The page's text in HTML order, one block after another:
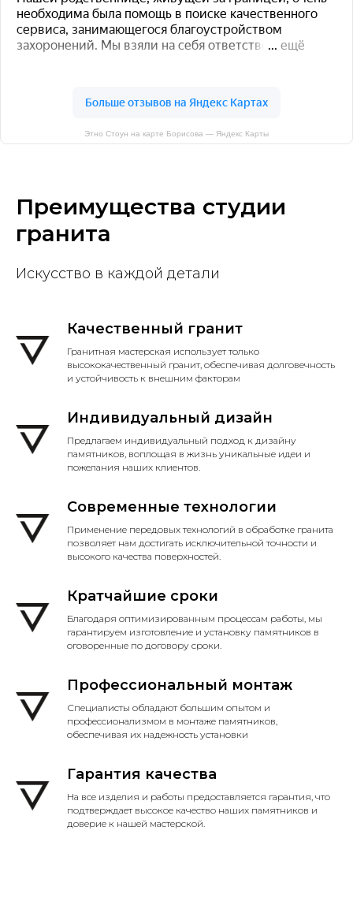
Этно Стоун на карте Борисова — Яндекс Карты
Преимущества студии
гранита
Искусство в каждой детали
Качественный гранит
Гранитная мастерская использует только
высококачественный гранит, обеспечивая долговечность
и устойчивость к внешним факторам
Индивидуальный дизайн
Предлагаем индивидуальный подход к дизайну
памятников, воплощая в жизнь уникальные идеи и
пожелания наших клиентов.
Современные технологии
Применение передовых технологий в обработке гранита
позволяет нам достигать исключительной точности и
высокого качества поверхностей.
Кратчайшие сроки
Благодаря оптимизированным процессам работы, мы
гарантируем изготовление и установку памятников в
оговоренные по договору сроки.
Профессиональный монтаж
Специалисты обладают большим опытом и
профессионализмом в монтаже памятников,
обеспечивая их надежность установки
Гарантия качества
На все изделия и работы предоставляется гарантия, что
подтверждает высокое качество наших памятников и
доверие к нашей мастерской.